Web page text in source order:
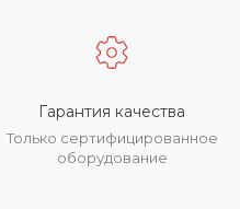
Гарантия качества
Только сертифицированное
оборудование